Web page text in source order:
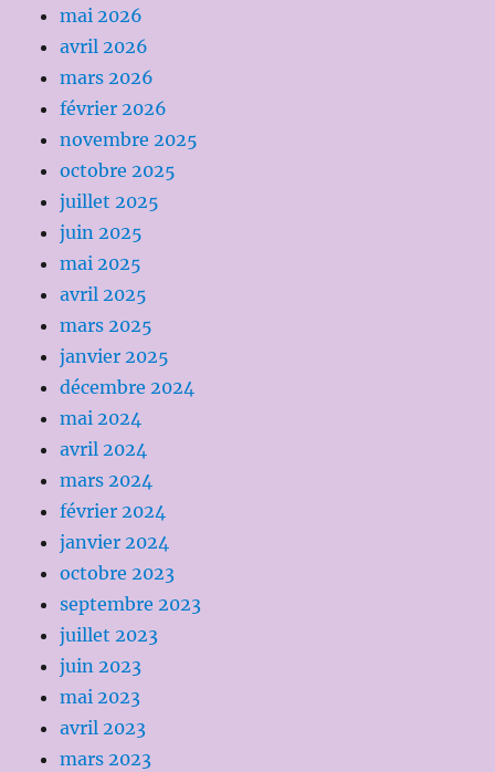
mai 2026
avril 2026
mars 2026
février 2026
novembre 2025
octobre 2025
juillet 2025
juin 2025
mai 2025
avril 2025
mars 2025
janvier 2025
décembre 2024
mai 2024
avril 2024
mars 2024
février 2024
janvier 2024
octobre 2023
septembre 2023
juillet 2023
juin 2023
mai 2023
avril 2023
mars 2023